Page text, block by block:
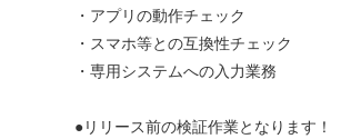
・アプリの動作チェック
・スマホ等との互換性チェック
・専用システムへの入力業務
●リリース前の検証作業となります！